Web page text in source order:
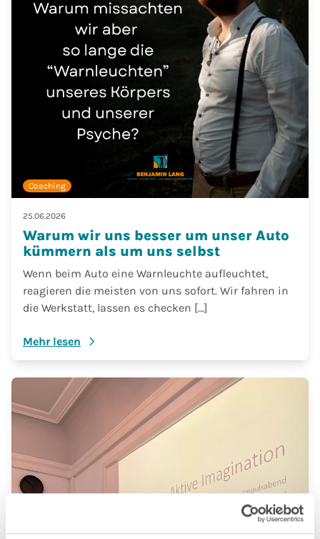
Coaching
25.06.2026
Warum wir uns besser um unser Auto
kümmern als um uns selbst
Wenn beim Auto eine Warnleuchte aufleuchtet,
reagieren die meisten von uns sofort. Wir fahren in
die Werkstatt, lassen es checken […]
Mehr lesen